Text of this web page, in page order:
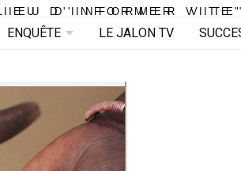
D'INFORMER
D'INFORMER
ENQUÊTE LE JALON TV